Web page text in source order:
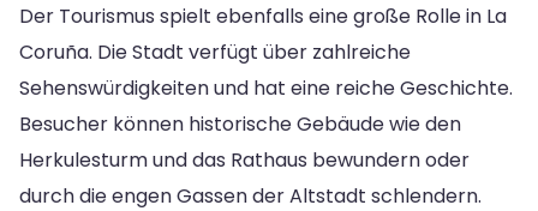
Der Tourismus spielt ebenfalls eine große Rolle in La
Coruña. Die Stadt verfügt über zahlreiche
Sehenswürdigkeiten und hat eine reiche Geschichte.
Besucher können historische Gebäude wie den
Herkulesturm und das Rathaus bewundern oder
durch die engen Gassen der Altstadt schlendern.